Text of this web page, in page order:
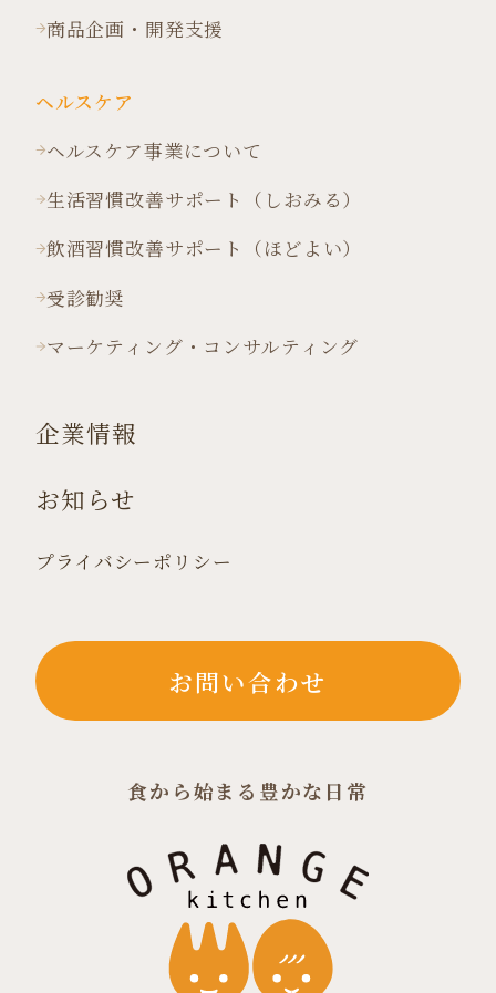
商品企画・開発支援
ヘルスケア
ヘルスケア事業について
生活習慣改善サポート（しおみる）
飲酒習慣改善サポート（ほどよい）
受診勧奨
マーケティング・コンサルティング
企業情報
お知らせ
プライバシーポリシー
お問い合わせ
食から始まる豊かな日常